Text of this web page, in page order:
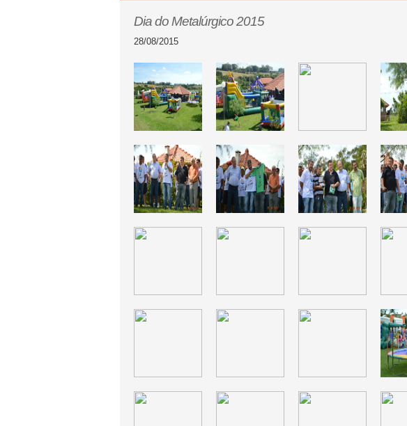
Dia do Metalúrgico 2015
28/08/2015